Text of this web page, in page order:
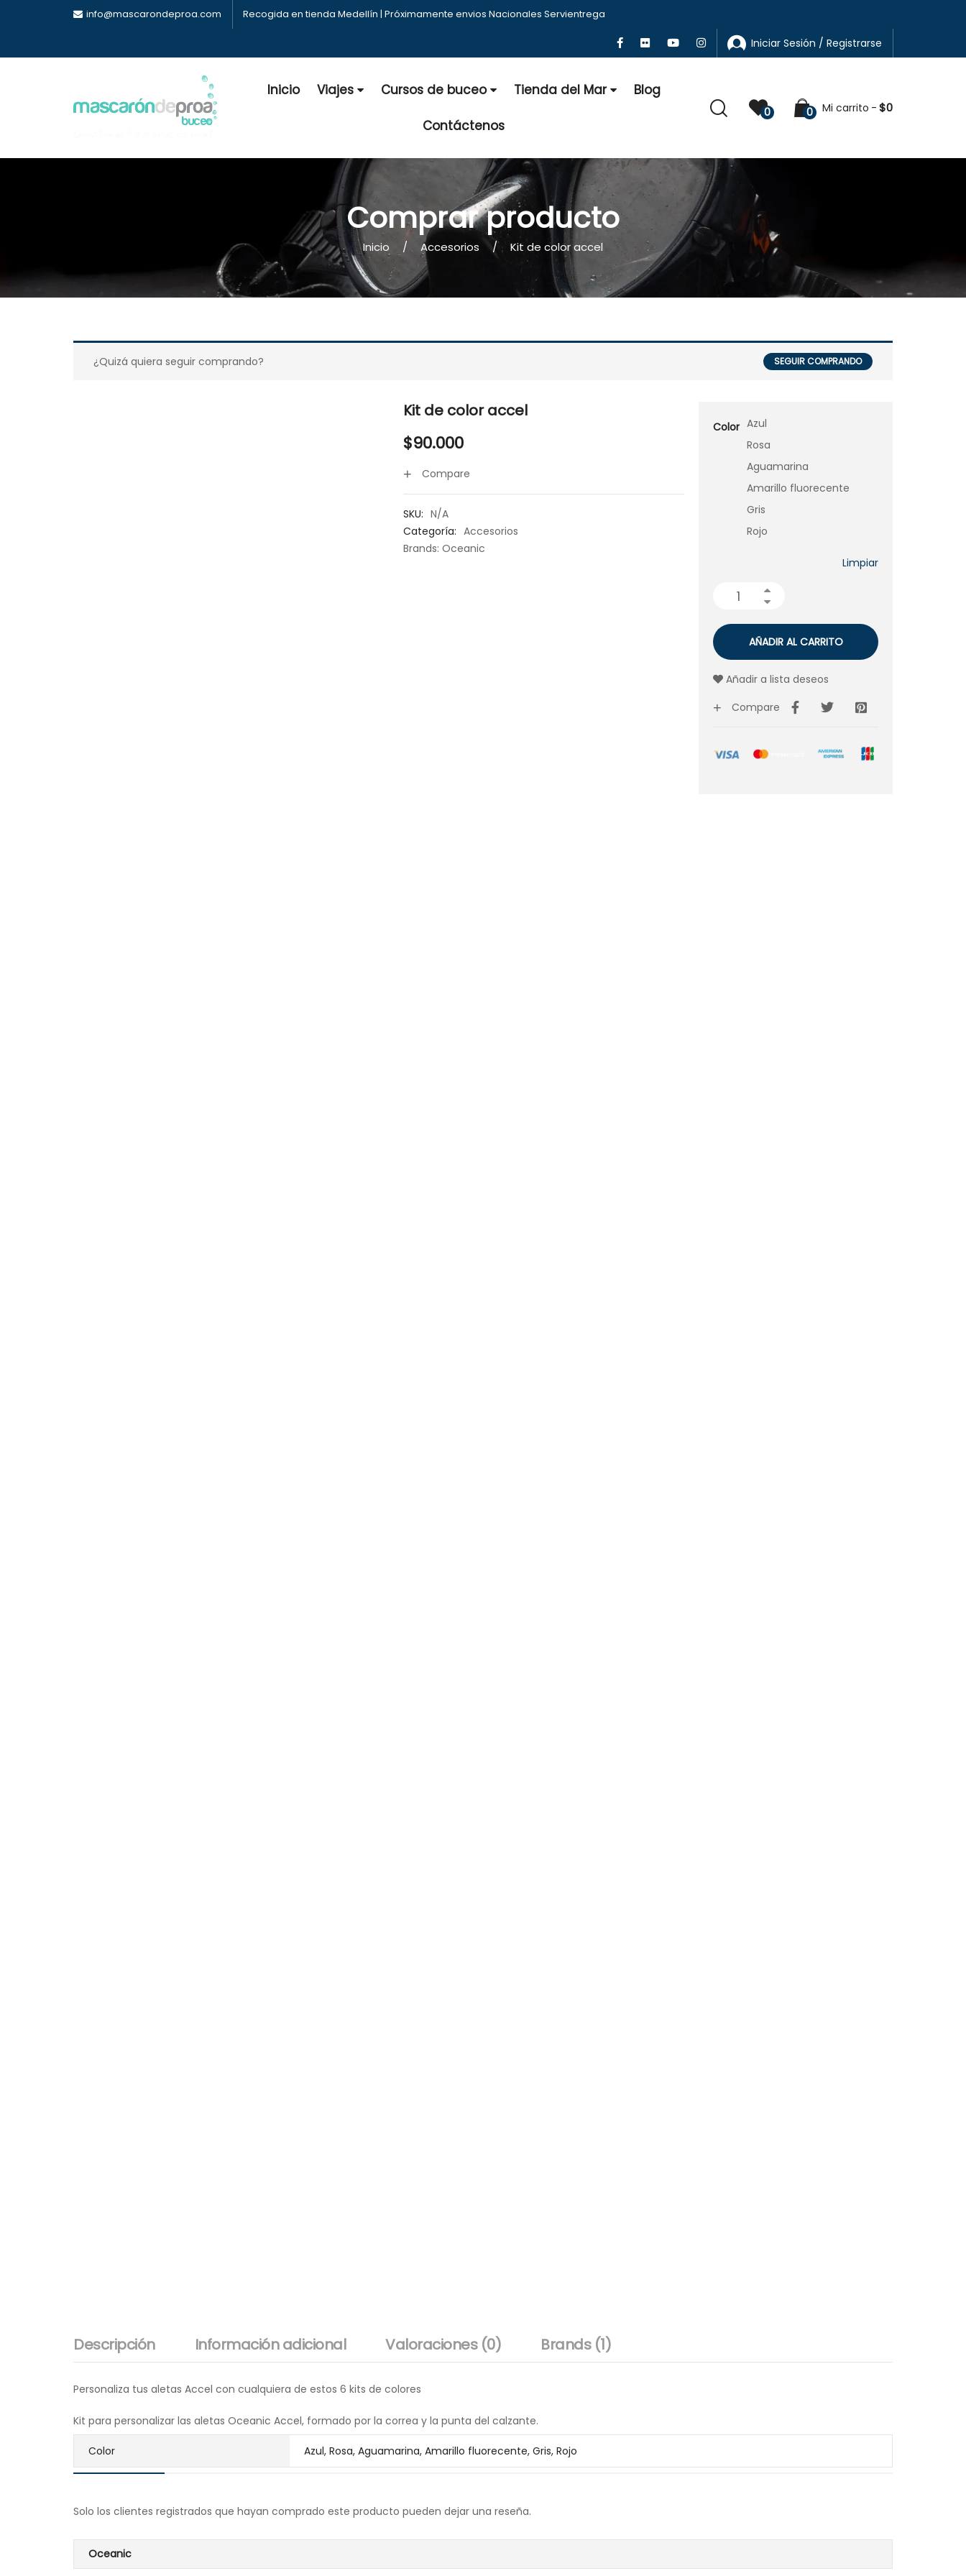
info@mascarondeproa.com Recogida en tienda Medellín | Próximamente envios Nacionales Servientrega
Iniciar Sesión / Registrarse
Inicio Viajes Cursos de buceo Tienda del Mar Blog
Contáctenos
0 0 Mi carrito $0
Comprar producto
Inicio Accesorios Kit de color accel
SEGUIR COMPRANDO
¿Quizá quiera seguir comprando?
Kit de color accel
$90.000
Compare
SKU: N/A
Categoría: Accesorios
Brands: Oceanic
Color Azul
Rosa
Aguamarina
Amarillo fluorecente
Gris
Rojo
Limpiar
AÑADIR AL CARRITO
Añadir a lista deseos
Compare
Descripción Información adicional Valoraciones (0) Brands (1)
Personaliza tus aletas Accel con cualquiera de estos 6 kits de colores
Kit para personalizar las aletas Oceanic Accel, formado por la correa y la punta del calzante.
Color Azul, Rosa, Aguamarina, Amarillo fluorecente, Gris, Rojo
Solo los clientes registrados que hayan comprado este producto pueden dejar una reseña.
Oceanic